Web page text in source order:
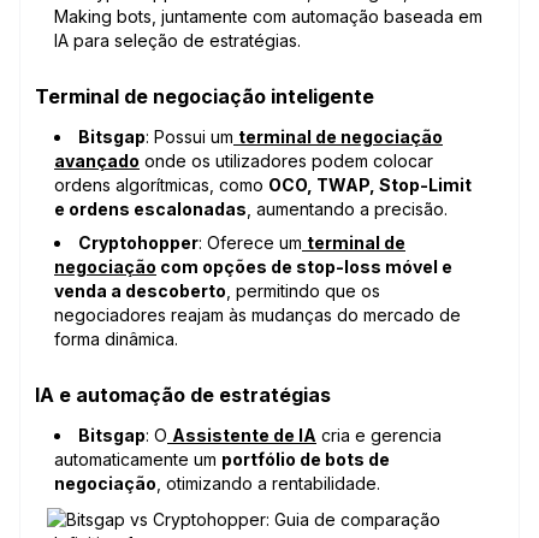
Making bots, juntamente com automação baseada em
IA para seleção de estratégias.
Terminal de negociação inteligente
Bitsgap: Possui um terminal de negociação
avançado onde os utilizadores podem colocar
ordens algorítmicas, como OCO, TWAP, Stop-Limit
e ordens escalonadas , aumentando a precisão.
Cryptohopper: Oferece um terminal de
negociação com opções de stop-loss móvel e
venda a descoberto , permitindo que os
negociadores reajam às mudanças do mercado de
forma dinâmica.
IA e automação de estratégias
Bitsgap: O Assistente de IA cria e gerencia
automaticamente um portfólio de bots de
negociação , otimizando a rentabilidade.